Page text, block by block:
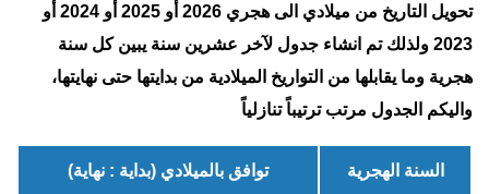
تحويل التاريخ من ميلادي الى هجري 2026 أو 2025 أو 2024 أو
2023 ولذلك تم انشاء جدول لآخر عشرين سنة يبين كل سنة
هجرية وما يقابلها من التواريخ الميلادية من بدايتها حتى نهايتها،
واليكم الجدول مرتب ترتيباً تنازلياً
السنة الهجرية توافق بالميلادي (بداية : نهاية)